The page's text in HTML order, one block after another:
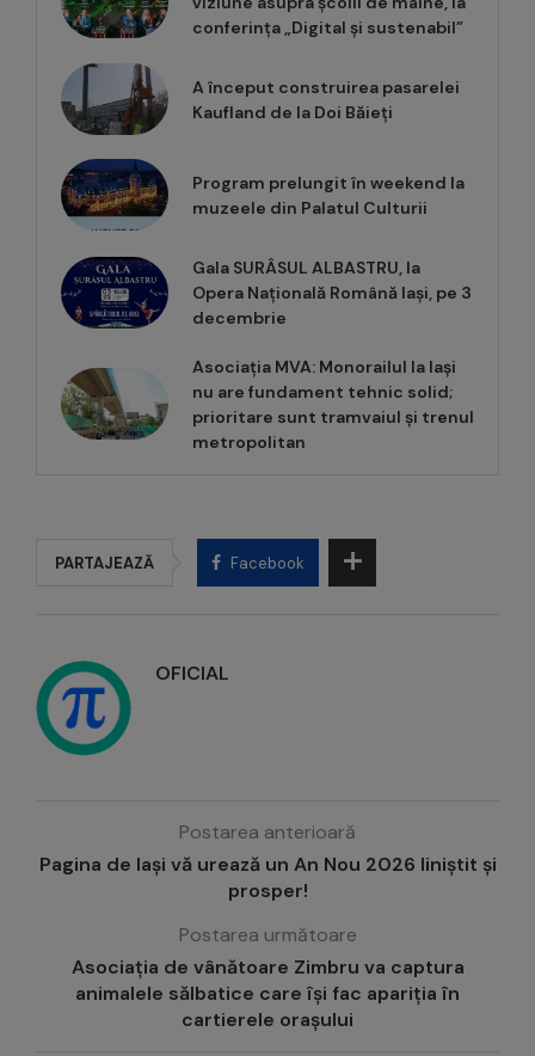
conferința „Digital și sustenabil”
A început construirea pasarelei
Kaufland de la Doi Băieți
Program prelungit în weekend la
muzeele din Palatul Culturii
Gala SURÂSUL ALBASTRU, la
Opera Națională Română Iași, pe 3
decembrie
Asociația MVA: Monorailul la Iași
nu are fundament tehnic solid;
prioritare sunt tramvaiul și trenul
metropolitan
PARTAJEAZĂ Facebook
OFICIAL
Postarea anterioară
Pagina de Iași vă urează un An Nou 2026 liniștit și
prosper!
Postarea următoare
Asociația de vânătoare Zimbru va captura
animalele sălbatice care își fac apariția în
cartierele orașului